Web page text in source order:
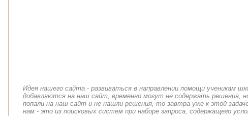
Идея нашего сайта - развиваться в направлении помощи ученикам
добавляются на наш сайт, временно могут не содержать решения,
попали на наш сайт и не нашли решения, то завтра уже к этой
нам - это из поисковых систем при наборе запроса, содержащего